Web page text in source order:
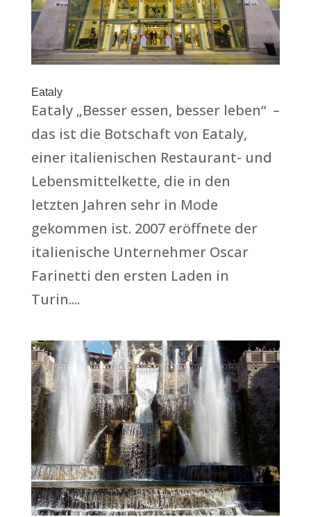
Eataly
Eataly „Besser essen, besser leben“ –
das ist die Botschaft von Eataly,
einer italienischen Restaurant- und
Lebensmittelkette, die in den
letzten Jahren sehr in Mode
gekommen ist. 2007 eröffnete der
italienische Unternehmer Oscar
Farinetti den ersten Laden in
Turin....